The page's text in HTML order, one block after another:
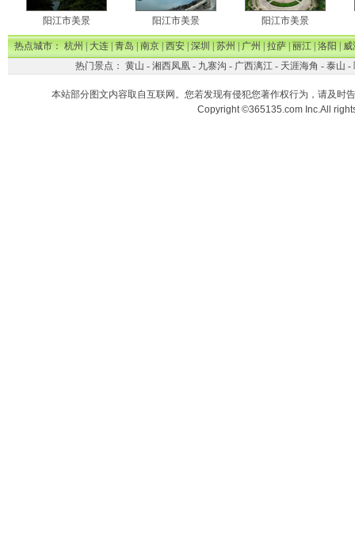
阳江市美景 阳江市美景 阳江市美景
热点城市：杭州|大连|青岛|南京|西安|深圳|苏州|广州|拉萨|丽江|洛阳|威
热门景点： 黄山 - 湘西凤凰- 九寨沟 - 广西漓江- 天涯海角 - 泰山 -
本站部分图文内容取自互联网。您若发现有侵犯您著作权行为，请及时
Copyright ©365135.com Inc.All